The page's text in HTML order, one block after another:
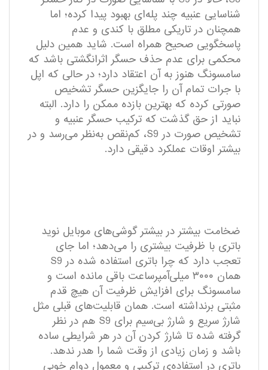
شناسایی عنبیه چند پله‌ای بهبود پیدا کرده؛ اما
همچنان در تاریکی مطلق با کندی و عدم
پاسخگویی صحیح همراه است. شاید همین دلیل
محکمی برای عدم حذف حسگر اثرانگشتی باشد که
سامسونگ هنوز به آن اعتقاد دارد؛ در حالی که اپل
با جرات تمام آن را جایگزین حسگر تشخیص
صورتی کرده که بهترین بازده ممکن را دارد. البته
نباید از حق گذشت که ترکیب حسگر عنبیه و
تشخیص صورت در S9، کم‌نقص به‌نظر می‌رسد و در
بیشتر اوقات عملکرد دقیقی دارد.
ضخامت بیشتر در بیشتر گوشی‌های موبایل نوید
باتری با ظرفیت بیشتری را می‌دهد؛ اما جای
تعجب دارد که چرا باتری استفاده شده در S9
همان ۳۰۰۰ میلی‌آمپر‌ساعت باقی مانده است و
سامسونگ برای افزایش ظرفیت آن هیچ قدم
مثبتی برنداشته است. همان قابلیت‌های قبلی مثل
شارژ سریع و شارژ بی‌سیم برای S9 هم در نظر
گرفته شده تا شارژ کردن آن در هر شرایطی ساده
باشد و زمان زیادی از وقت شما را هدر ندهد.
باتری در استفاده‌ی ترکیبی و معمول دوام خوبی